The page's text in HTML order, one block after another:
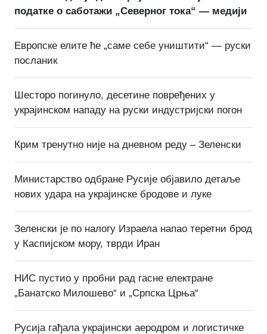
податке о саботажи „Северног тока“ — медији
Европске елите ће „саме себе уништити“ — руски
посланик
Шесторо погинуло, десетине повређених у
украјинском нападу на руски индустријски погон
Крим тренутно није на дневном реду – Зеленски
Министарство одбране Русије објавило детаље
нових удара на украјинске бродове и луке
Зеленски је по налогу Израела напао теретни брод
у Каспијском мору, тврди Иран
НИС пустио у пробни рад гасне електране
„Банатско Милошево“ и „Српска Црња“
Русија гађала украјински аеродром и логистичке